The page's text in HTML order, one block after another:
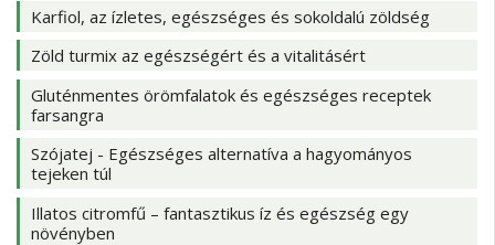
Karfiol, az ízletes, egészséges és sokoldalú zöldség
Zöld turmix az egészségért és a vitalitásért
Gluténmentes örömfalatok és egészséges receptek
farsangra
Szójatej - Egészséges alternatíva a hagyományos
tejeken túl
Illatos citromfű – fantasztikus íz és egészség egy
növényben